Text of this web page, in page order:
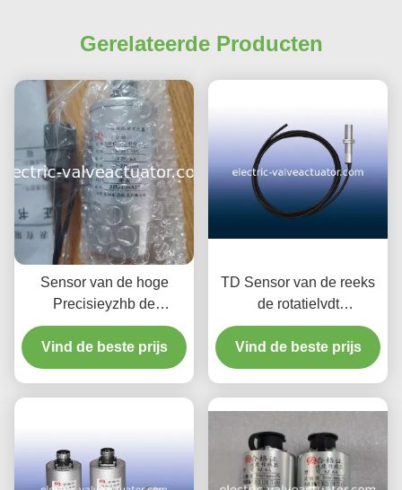
Gerelateerde Producten
Sensor van de hoge
Precisieyzhb de
Rotatiesnelheid met 1
Jaargarantie
Vind de beste prijs
TD Sensor van de reeks
de rotatielvdt
Magnetische Snelheid
met M10×1-Draad
Vind de beste prijs